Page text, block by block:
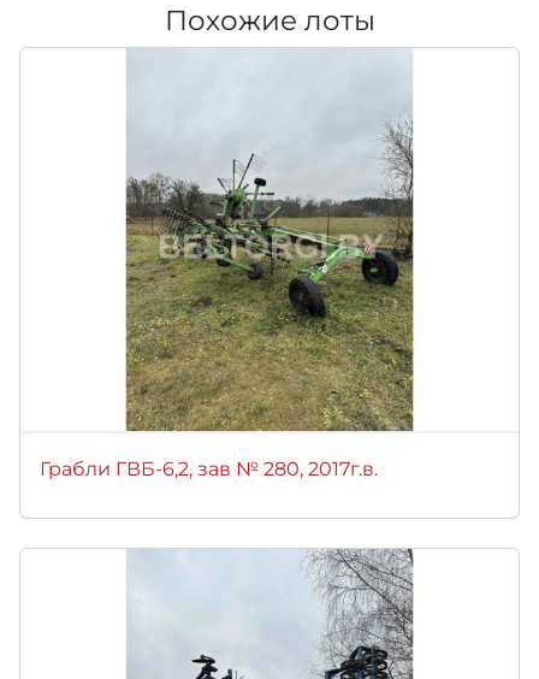
Похожие лоты
Грабли ГВБ-6,2, зав № 280, 2017г.в.